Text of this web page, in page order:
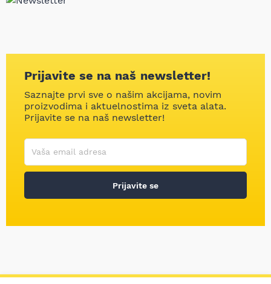
Prijavite se na naš newsletter!
Saznajte prvi sve o našim akcijama, novim
proizvodima i aktuelnostima iz sveta alata.
Prijavite se na naš newsletter!
Korisničko ime
Vaša email adresa
Prijavite se